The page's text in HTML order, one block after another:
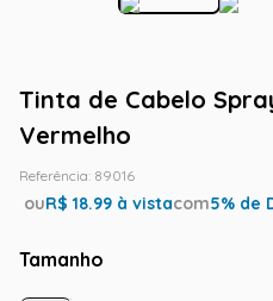
Tinta de Cabelo
Vermelho
Referência: 89016
ouR$ 18.99 à vistacom5% de
Tamanho